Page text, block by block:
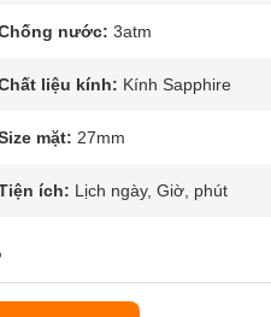
nước: 3atm
liệu kính: Kính Sapphire
mặt: 27mm
ích: Lịch ngày, Giờ, phút